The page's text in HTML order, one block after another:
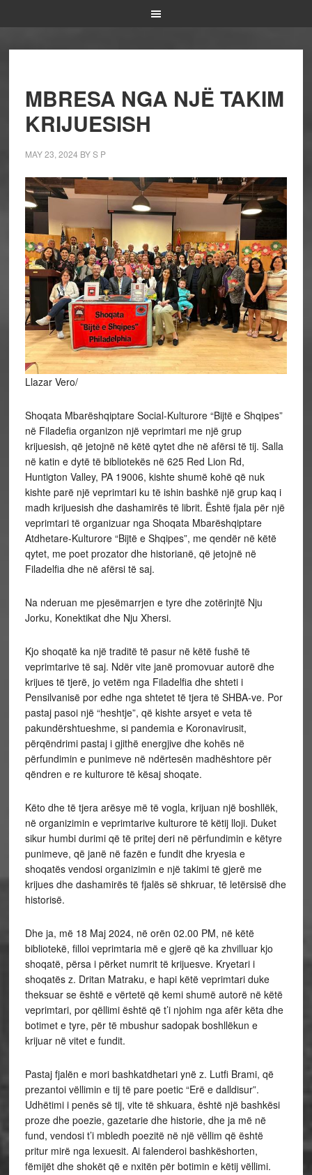
MBRESA NGA NJË TAKIM
KRIJUESISH
MAY 23, 2024 BYS P
Llazar Vero/
Shoqata Mbarëshqiptare Social-Kulturore “Bijtë e Shqipes”
në Filadefia organizon një veprimtari me një grup
krijuesish, që jetojnë në këtë qytet dhe në afërsi të tij. Salla
në katin e dytë të bibliotekës në 625 Red Lion Rd,
Huntigton Valley, PA 19006, kishte shumë kohë që nuk
kishte parë një veprimtari ku të ishin bashkë një grup kaq i
madh krijuesish dhe dashamirës të librit. Është fjala për një
veprimtari të organizuar nga Shoqata Mbarëshqiptare
Atdhetare-Kulturore “Bijtë e Shqipes”, me qendër në këtë
qytet, me poet prozator dhe historianë, që jetojnë në
Filadelfia dhe në afërsi të saj.
Na nderuan me pjesëmarrjen e tyre dhe zotërinjtë Nju
Jorku, Konektikat dhe Nju Xhersi.
Kjo shoqatë ka një traditë të pasur në këtë fushë të
veprimtarive të saj. Ndër vite janë promovuar autorë dhe
krijues të tjerë, jo vetëm nga Filadelfia dhe shteti i
Pensilvanisë por edhe nga shtetet të tjera të SHBA-ve. Por
pastaj pasoi një “heshtje”, që kishte arsyet e veta të
pakundërshtueshme, si pandemia e Koronavirusit,
përqëndrimi pastaj i gjithë energjive dhe kohës në
përfundimin e punimeve në ndërtesën madhështore për
qëndren e re kulturore të kësaj shoqate.
Këto dhe të tjera arësye më të vogla, krijuan një boshllëk,
në organizimin e veprimtarive kulturore të këtij lloji. Duket
sikur humbi durimi që të pritej deri në përfundimin e këtyre
punimeve, që janë në fazën e fundit dhe kryesia e
shoqatës vendosi organizimin e një takimi të gjerë me
krijues dhe dashamirës të fjalës së shkruar, të letërsisë dhe
historisë.
Dhe ja, më 18 Maj 2024, në orën 02.00 PM, në këtë
bibliotekë, filloi veprimtaria më e gjerë që ka zhvilluar kjo
shoqatë, përsa i përket numrit të krijuesve. Kryetari i
shoqatës z. Dritan Matraku, e hapi këtë veprimtari duke
theksuar se është e vërtetë që kemi shumë autorë në këtë
veprimtari, por qëllimi është që t’i njohim nga afër këta dhe
botimet e tyre, për të mbushur sadopak boshllëkun e
krijuar në vitet e fundit.
Pastaj fjalën e mori bashkatdhetari ynë z. Lutfi Brami, që
prezantoi vëllimin e tij të pare poetic “Erë e dalldisur”.
Udhëtimi i penës së tij, vite të shkuara, është një bashkësi
proze dhe poezie, gazetarie dhe historie, dhe ja më në
fund, vendosi t’i mbledh poezitë në një vëllim që është
pritur mirë nga lexuesit. Ai falenderoi bashkëshorten,
fëmijët dhe shokët që e nxitën për botimin e këtij vëllimi.